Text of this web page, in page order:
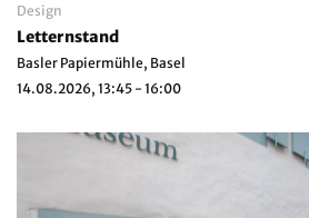
Design
Letternstand
Basler Papiermühle, Basel
14.08.2026, 13:45 - 16:00